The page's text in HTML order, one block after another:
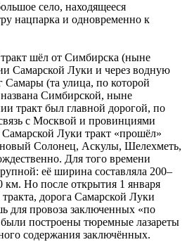
село, находящееся
нацпарка и одновременно к
шёл от Симбирска (ныне
Самарской Луки и через водную
Самары (та улица, по которой
Симбирской, ныне
тракт был главной дорогой, по
с Москвой и провинциями
Луки тракт «прошёл»
Солонец, Аскулы, Шелехметь,
Для того времени
её ширина составляла 200–
км. Но после открытия 1 января
дорога Самарской Луки
для провоза заключенных «по
были построены тюремные лазареты
содержания заключённых.